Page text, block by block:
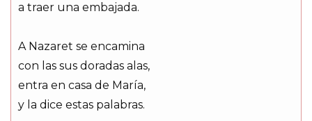
a traer una embajada.
A Nazaret se encamina
con las sus doradas alas,
entra en casa de María,
y la dice estas palabras.